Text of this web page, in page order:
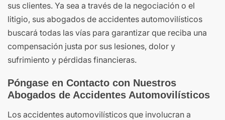
sus clientes. Ya sea a través de la negociación o el
litigio, sus abogados de accidentes automovilísticos
buscará todas las vías para garantizar que reciba una
compensación justa por sus lesiones, dolor y
sufrimiento y pérdidas financieras.
Póngase en Contacto con Nuestros
Abogados de Accidentes Automovilísticos
Los accidentes automovilísticos que involucran a